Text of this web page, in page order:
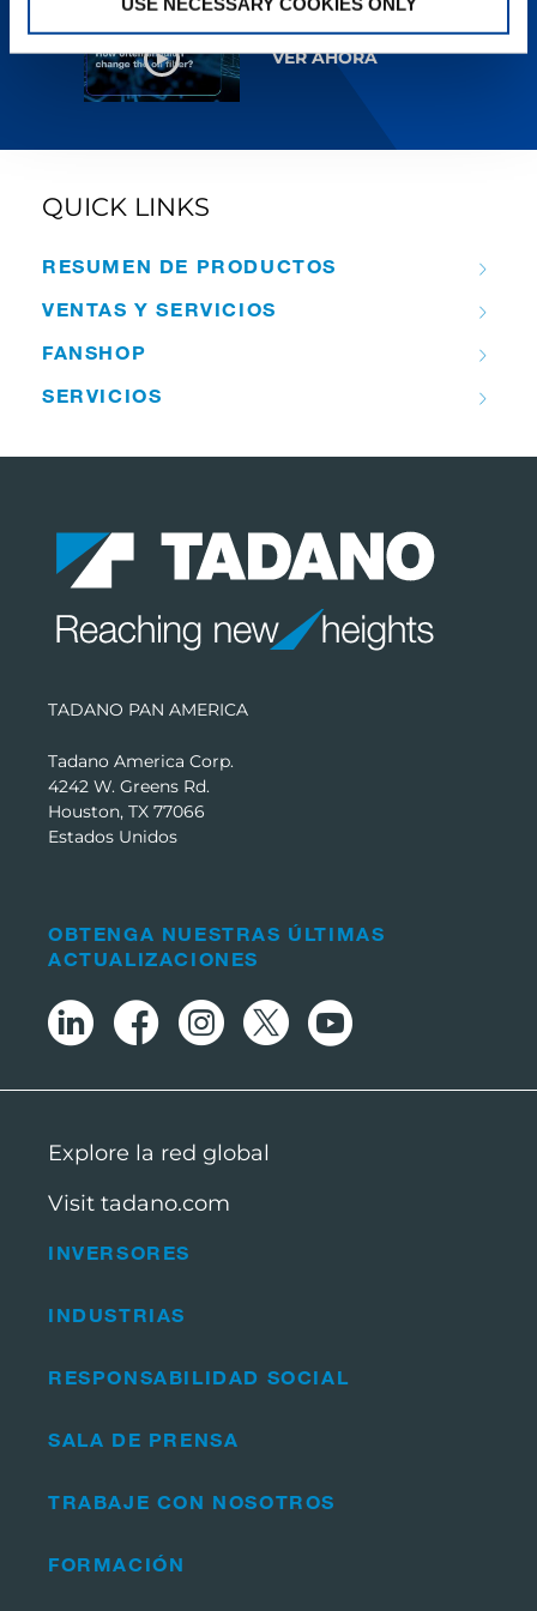
VER AHORA
QUICK LINKS
RESUMEN DE PRODUCTOS
VENTAS Y SERVICIOS
FANSHOP
SERVICIOS
TADANO PAN AMERICA
Tadano America Corp.
4242 W. Greens Rd.
Houston, TX 77066
Estados Unidos
INVERSORES
INDUSTRIAS
RESPONSABILIDAD SOCIAL
SALA DE PRENSA
TRABAJE CON NOSOTROS
FORMACIÓN
OBTENGA NUESTRAS ÚLTIMAS
ACTUALIZACIONES
Explore la red global
Visit tadano.com